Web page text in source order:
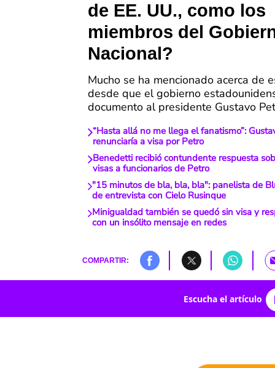
de EE. UU., como los
miembros del
Nacional?
Mucho se ha mencionado acerca de
desde que el gobierno
documento al presidente Gustavo
“Hasta allá no me llega el fanatismo”:
renunciaría a visa por Petro
Benedetti recibió contundente respuesta
visas a funcionarios de Petro
"15 minutos de bla, bla, bla": panelista de
de entrevista con Cielo Rusinque
Minigualdad también se quedó sin visa y
con un insólito mensaje en redes
COMPARTIR:
Escucha el artículo